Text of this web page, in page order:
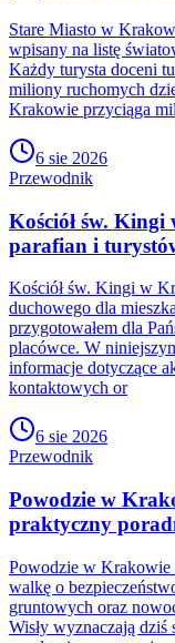
Stare Miasto w
wpisany na listę
Każdy turysta doceni
miliony ruchomych
Krakowie przyciąga
6 sie 2026
Przewodnik
Kościół św.
parafian i
Kościół św. Kingi w
duchowego dla
przygotowałem dla
placówce. W
informacje dotyczące
kontaktowych or
6 sie 2026
Przewodnik
Powodzie w
praktyczny
Powodzie w Krakowie
walkę o
gruntowych oraz
Wisły wyznaczają